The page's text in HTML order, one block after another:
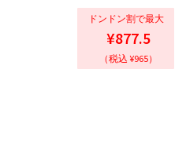
ドンドン割で最大
¥877.5
（税込 ¥965）